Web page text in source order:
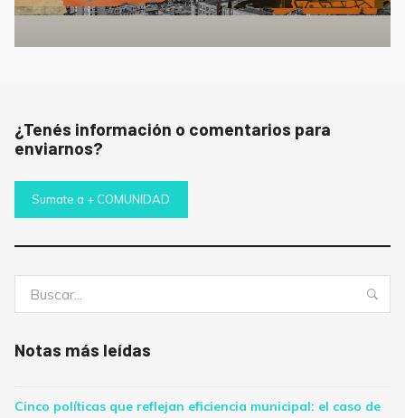
¿Tenés información o comentarios para
enviarnos?
Sumate a + COMUNIDAD
Notas más leídas
Cinco políticas que reflejan eficiencia municipal: el caso de